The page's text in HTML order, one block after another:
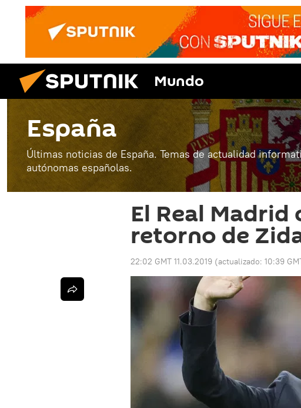
Mundo
España
Últimas noticias de España. Temas de actualidad
autónomas españolas.
El Real Madrid
retorno de
22:02 GMT 11.03.2019 (actualizado: 10:39